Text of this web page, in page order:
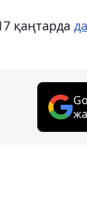
қаңтарда